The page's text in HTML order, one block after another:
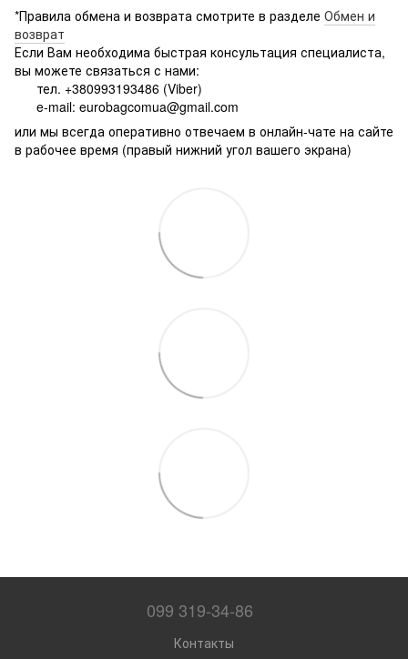
*Правила обмена и возврата смотрите в разделе Обмен и
возврат
Если Вам необходима быстрая консультация специалиста,
вы можете связаться с нами:
тел. +380993193486 (Viber)
e-mail: eurobagcomua@gmail.com
или мы всегда оперативно отвечаем в онлайн-чате на сайте
в рабочее время (правый нижний угол вашего экрана)
099 319-34-86
Контакты